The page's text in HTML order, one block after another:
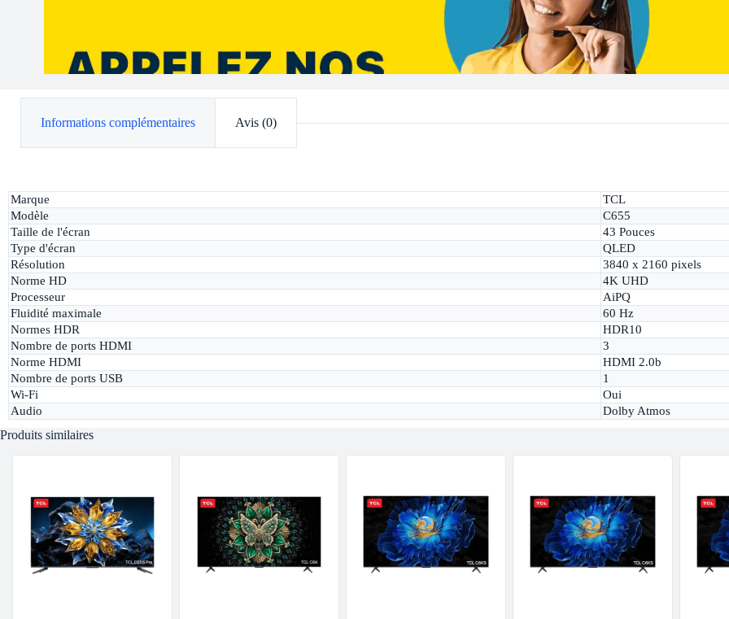
Informations complémentaires Avis (0)
Marque
TCL
Modèle
C655
Taille de l'écran
43 Pouces
Type d'écran
QLED
Résolution
3840 x 2160 pixels
Norme HD
4K UHD
Processeur
AiPQ
Fluidité maximale
60 Hz
Normes HDR
HDR10
Nombre de ports HDMI
3
Norme HDMI
HDMI 2.0b
Nombre de ports USB
1
Wi-Fi
Oui
Audio
Dolby Atmos
Produits similaires